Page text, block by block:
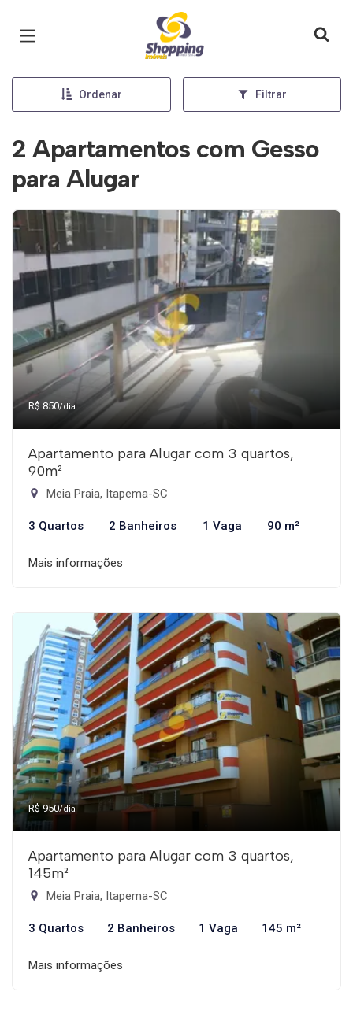
Página inicial
Ordenar Filtrar
2 Apartamentos com Gesso
para Alugar
R$ 850/dia
Apartamento para Alugar com 3 quartos,
90m²
Meia Praia, Itapema-SC
3 Quartos 2 Banheiros 1 Vaga 90 m²
Mais informações
R$ 950/dia
Apartamento para Alugar com 3 quartos,
145m²
Meia Praia, Itapema-SC
3 Quartos 2 Banheiros 1 Vaga 145 m²
Mais informações